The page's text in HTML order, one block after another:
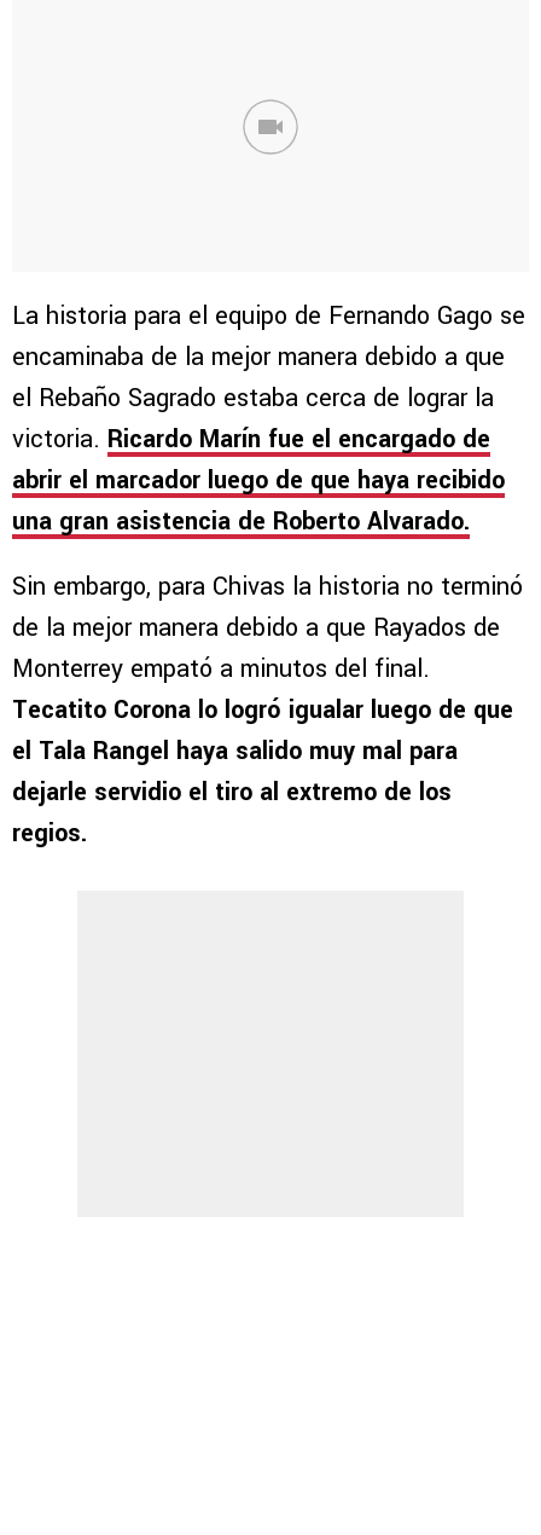
La historia para el equipo de Fernando Gago se
encaminaba de la mejor manera debido a que
el Rebaño Sagrado estaba cerca de lograr la
victoria. Ricardo Marín fue el encargado de
abrir el marcador luego de que haya recibido
una gran asistencia de Roberto Alvarado.
Sin embargo, para Chivas la historia no terminó
de la mejor manera debido a que Rayados de
Monterrey empató a minutos del final.
Tecatito Corona lo logró igualar luego de que
el Tala Rangel haya salido muy mal para
dejarle servidio el tiro al extremo de los
regios.